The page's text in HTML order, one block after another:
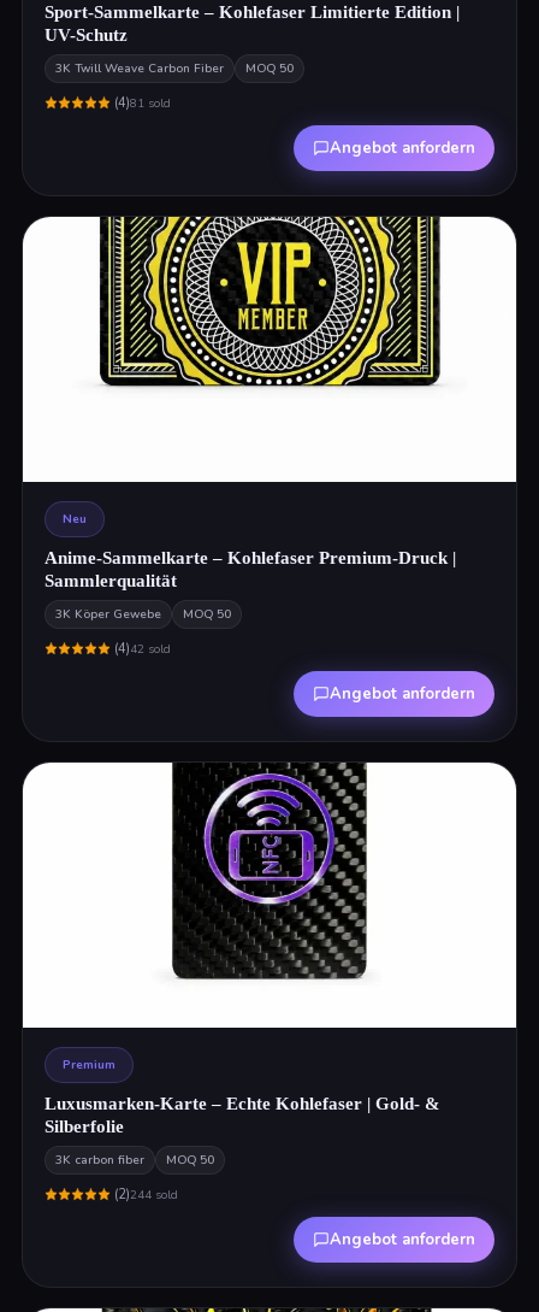
Sport-Sammelkarte – Kohlefaser Limitierte Edition |
UV-Schutz
3K Twill Weave Carbon Fiber MOQ 50
(4)81sold
Angebot anfordern
Neu
Anime-Sammelkarte – Kohlefaser Premium-Druck |
Sammlerqualität
3K Köper Gewebe MOQ 50
(4)42 sold
Angebot anfordern
Premium
Luxusmarken-Karte – Echte Kohlefaser | Gold- &
Silberfolie
3K carbon fiber MOQ 50
(2)244sold
Angebot anfordern